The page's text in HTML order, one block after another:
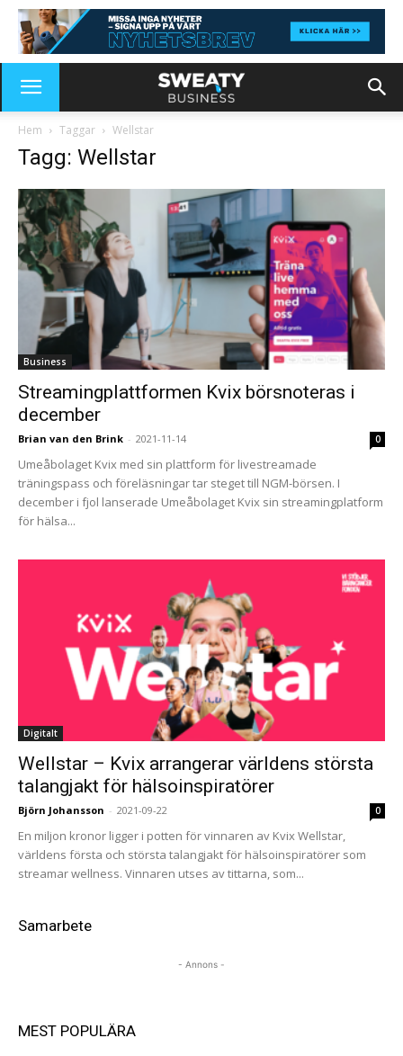
Hem Taggar Wellstar
Tagg: Wellstar
Business
Streamingplattformen Kvix börsnoteras i
december
Brian van den Brink - 2021-11-14 0
Umeåbolaget Kvix med sin plattform för livestreamade
träningspass och föreläsningar tar steget till NGM-börsen. I
december i fjol lanserade Umeåbolaget Kvix sin streamingplatform
för hälsa...
Digitalt
Wellstar – Kvix arrangerar världens största
talangjakt för hälsoinspiratörer
Björn Johansson - 2021-09-22 0
En miljon kronor ligger i potten för vinnaren av Kvix Wellstar,
världens första och största talangjakt för hälsoinspiratörer som
streamar wellness. Vinnaren utses av tittarna, som...
Samarbete
- Annons -
MEST POPULÄRA